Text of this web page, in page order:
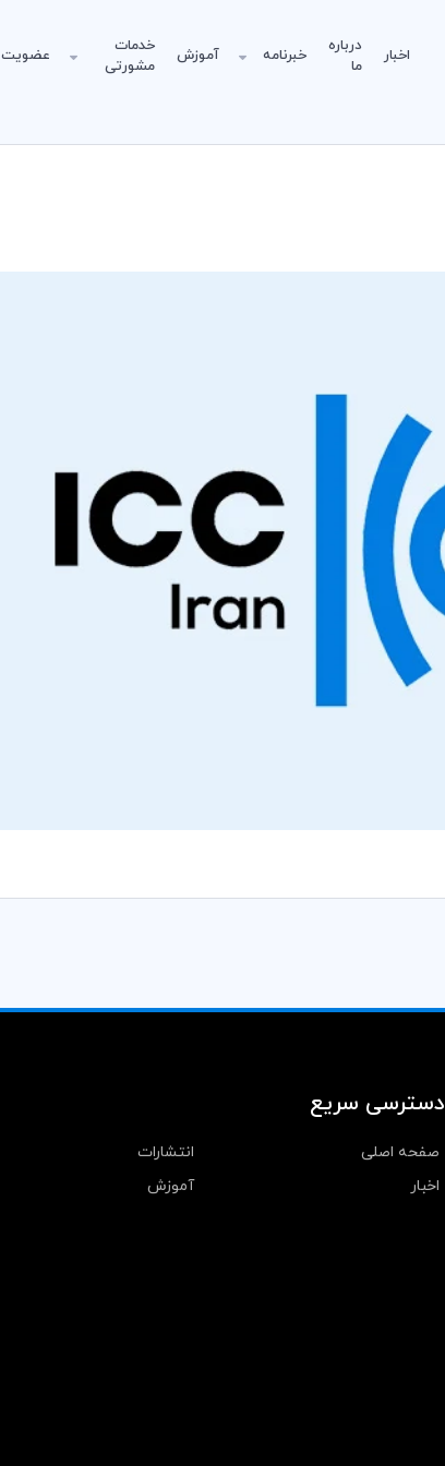
اخبار
درباره
ما
خبرنامه آموزش
خدمات
مشورتی
عضویت
دسترسی سریع
صفحه اصلی
انتشارات
اخبار
آموزش